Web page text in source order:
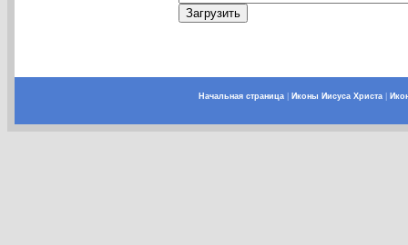
Начальная страница| Иконы Иисуса Христа|